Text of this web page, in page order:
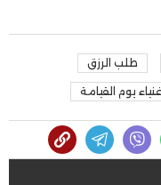
طلب الرزق
يوم القيامة